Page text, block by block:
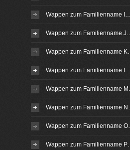
Wappen zum Familienname I…
Wappen zum Familienname J…
Wappen zum Familienname K…
Wappen zum Familienname L…
Wappen zum Familienname
Wappen zum Familienname N…
Wappen zum Familienname O…
Wappen zum Familienname P…